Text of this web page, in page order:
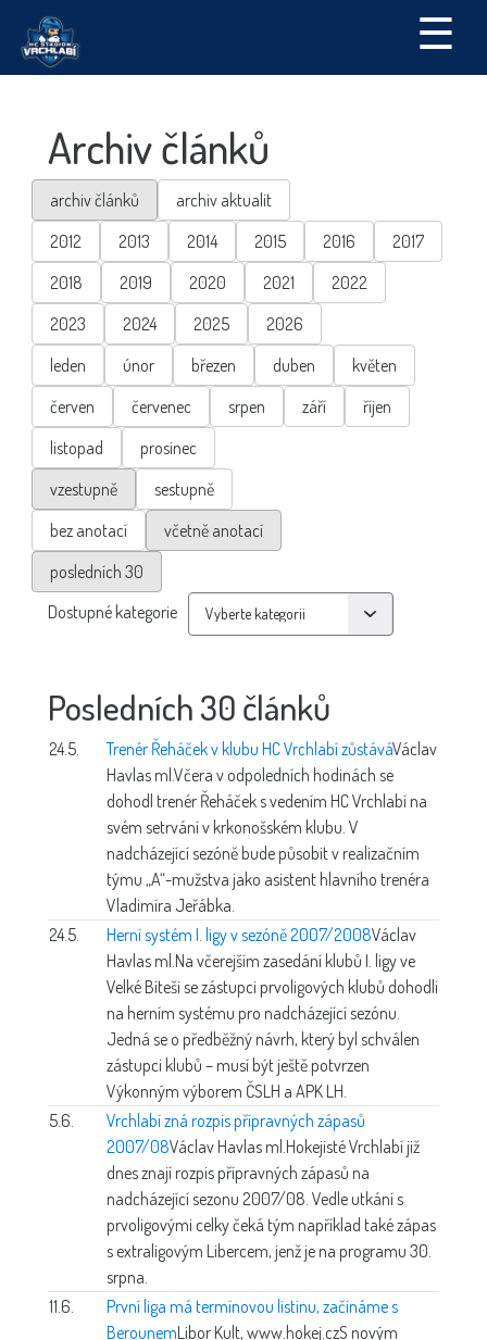
☰
Archiv článků
archiv článků
archiv aktualit
2012
2013 2014 2015 2016
2017
2018
2019 2020 2021
2022
2023
2024 2025
2026
leden
únor březen duben
květen
červen
červenec srpen září
říjen
listopad
prosinec
vzestupně
sestupně
bez anotací
včetně anotací
posledních 30
Dostupné kategorie
Posledních 30 článků
24.5. Trenér Řeháček v klubu HC Vrchlabí zůstáváVáclav
Havlas ml.Včera v odpoledních hodinách se
dohodl trenér Řeháček s vedením HC Vrchlabí na
svém setrvání v krkonošském klubu. V
nadcházející sezóně bude působit v realizačním
týmu „A“-mužstva jako asistent hlavního trenéra
Vladimíra Jeřábka.
24.5.
Herní systém I. ligy v sezóně 2007/2008Václav
Havlas ml. Na včerejším zasedání klubů I. ligy ve
Velké Bíteši se zástupci prvoligových klubů dohodli
na herním systému pro nadcházející sezónu.
Jedná se o předběžný návrh, který byl schválen
zástupci klubů – musí být ještě potvrzen
Výkonným výborem ČSLH a APK LH.
5.6.
Vrchlabí zná rozpis přípravných zápasů
2007/08Václav Havlas ml. Hokejisté Vrchlabí již
dnes znají rozpis přípravných zápasů na
nadcházející sezonu 2007/08. Vedle utkání s
prvoligovými celky čeká tým například také zápas
s extraligovým Libercem, jenž je na programu 30.
srpna.
11.6.
První liga má termínovou listinu, začínáme s
BerounemLibor Kult, www.hokej.czS novým